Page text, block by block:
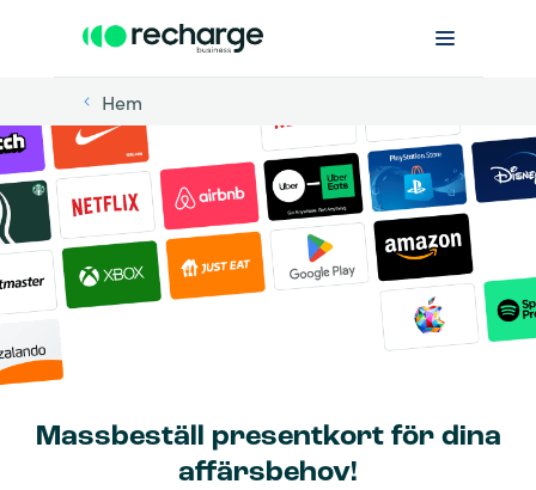
Hem
Massbeställ presentkort för dina
affärsbehov!